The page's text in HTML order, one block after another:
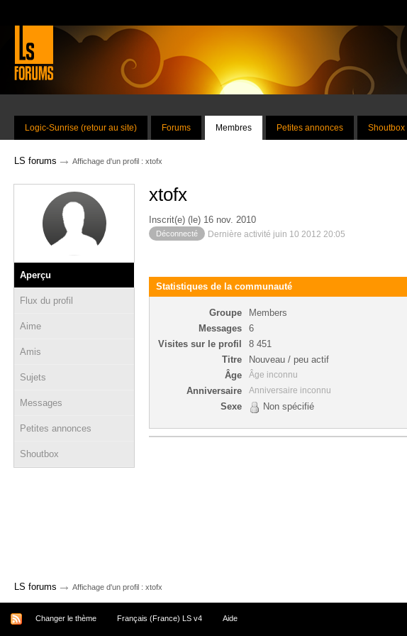
Logic-Sunrise (retour au site) Forums Membres Petites annonces Shoutbox
LS forums → Affichage d'un profil : xtofx
Aperçu
Flux du profil
Aime
Amis
Sujets
Messages
Petites annonces
Shoutbox
xtofx
Inscrit(e) (le) 16 nov. 2010
Déconnecté Dernière activité juin 10 2012 20:05
Statistiques de la communauté
Groupe
Members
Messages
6
Visites sur le profil
8 451
Titre
Nouveau / peu actif
Âge
Âge inconnu
Anniversaire Anniversaire inconnu
Sexe Non spécifié
LS forums → Affichage d'un profil : xtofx
Changer le thème Français (France) LS v4 Aide